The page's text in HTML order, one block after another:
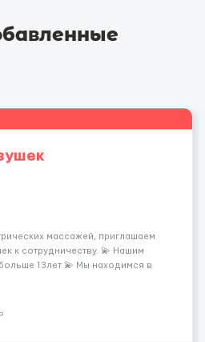
массажей, приглашаем
к сотрудничеству. 💫 Нашим
13лет 💫 Мы находимся в
Наличие работы. Поток 💝